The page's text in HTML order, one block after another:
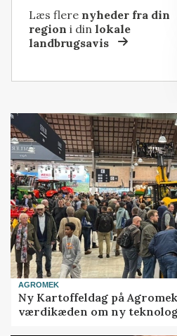
Læs flere nyheder fra din
region i dinlokale
landbrugsavis
AGROMEK
Ny Kartoffeldag på
værdikæden om ny